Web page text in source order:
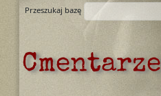
Przeszukaj bazę
Cmentarze